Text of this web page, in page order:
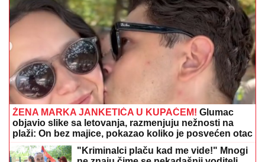
(PAPARACO) ĐINA DŽINOVIĆ U
CRNOJ GORIEvo kako izgleda bez
filtera: U haljini do poda sa golim
leđima, mnogi je nisu prepoznali